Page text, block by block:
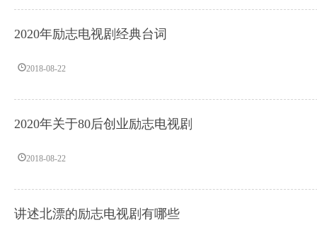
2020年励志电视剧经典台词
2018-08-22
2020年关于80后创业励志电视剧
2018-08-22
讲述北漂的励志电视剧有哪些